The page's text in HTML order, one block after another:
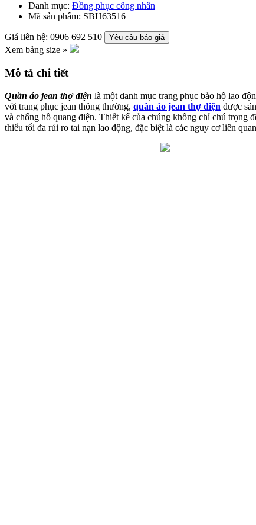
Danh mục: Đồng phục công nhân
Mã sản phẩm: SBH63516
Giá liên hệ: 0906 692 510 Yêu cầu báo giá
Xem bảng size »
Mô tả chi tiết
Quần áo jean thợ điện là một danh mục trang phục bảo hộ lao
với trang phục jean thông thường, quần áo jean thợ điện được
và chống hồ quang điện. Thiết kế của chúng không chỉ chú trọng
thiểu tối đa rủi ro tai nạn lao động, đặc biệt là các nguy cơ liên